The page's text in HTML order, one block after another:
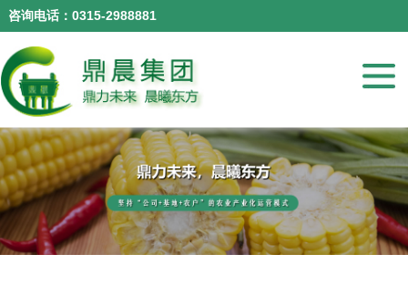
咨询电话：0315-2988881
咨询电话：0315-2988881